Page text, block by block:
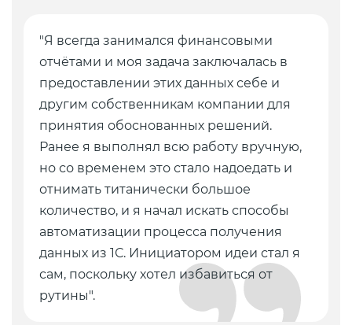
"Я всегда занимался финансовыми
отчётами и моя задача заключалась в
предоставлении этих данных себе и
другим собственникам компании для
принятия обоснованных решений.
Ранее я выполнял всю работу вручную,
но со временем это стало надоедать и
отнимать титанически большое
количество, и я начал искать способы
автоматизации процесса получения
данных из 1С. Инициатором идеи стал я
сам, поскольку хотел избавиться от
рутины".